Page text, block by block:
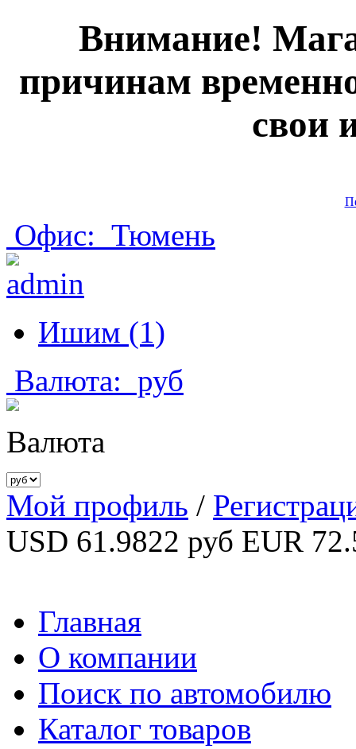
Внимание!
причинам
свои
Офис: Тюмень
Ишим (1)
Валюта: руб
Валюта
Мой профиль /
USD 61.9822 руб EUR
Главная
О компании
Поиск по автомобилю
Каталог товаров